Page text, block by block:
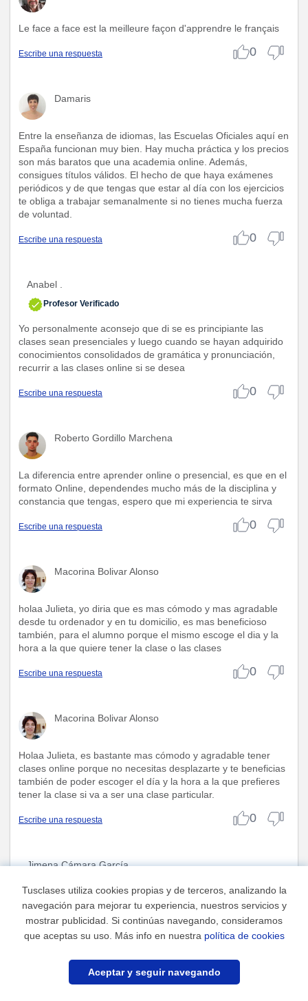
Le face a face est la meilleure façon d'apprendre le français
Escribe una respuesta 0
Damaris
Entre la enseñanza de idiomas, las Escuelas Oficiales aquí en
España funcionan muy bien. Hay mucha práctica y los precios
son más baratos que una academia online. Además,
consigues títulos válidos. El hecho de que haya exámenes
periódicos y de que tengas que estar al día con los ejercicios
te obliga a trabajar semanalmente si no tienes mucha fuerza
de voluntad.
Escribe una respuesta 0
Anabel .
Profesor Verificado
Yo personalmente aconsejo que di se es principiante las
clases sean presenciales y luego cuando se hayan adquirido
conocimientos consolidados de gramática y pronunciación,
recurrir a las clases online si se desea
Escribe una respuesta 0
Roberto Gordillo Marchena
La diferencia entre aprender online o presencial, es que en el
formato Online, dependendes mucho más de la disciplina y
constancia que tengas, espero que mi experiencia te sirva
Escribe una respuesta 0
Macorina Bolivar Alonso
holaa Julieta, yo diria que es mas cómodo y mas agradable
desde tu ordenador y en tu domicilio, es mas beneficioso
también, para el alumno porque el mismo escoge el dia y la
hora a la que quiere tener la clase o las clases
Escribe una respuesta 0
Macorina Bolivar Alonso
Holaa Julieta, es bastante mas cómodo y agradable tener
clases online porque no necesitas desplazarte y te beneficias
también de poder escoger el día y la hora a la que prefieres
tener la clase si va a ser una clase particular.
Escribe una respuesta 0
Jimena Cámara García
manera presencial, en academia o con profesor particular.
Escribe una respuesta 0
Tusclases utiliza cookies propias y de terceros, analizando la
navegación para mejorar tu experiencia, nuestros servicios y
mostrar publicidad. Si continúas navegando, consideramos
que aceptas su uso. Más info en nuestra política de cookies
Aceptar y seguir navegando